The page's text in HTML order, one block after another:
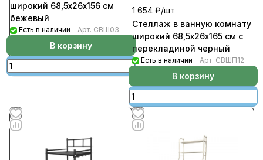
широкий 68,5х26х156 см
бежевый
Есть в наличии Арт. СВШ03
В корзину
1 654 ₽/шт
Стеллаж в ванную комнату
широкий 68,5х26х165 см с
перекладиной черный
Есть в наличии Арт. СВШП12
В корзину